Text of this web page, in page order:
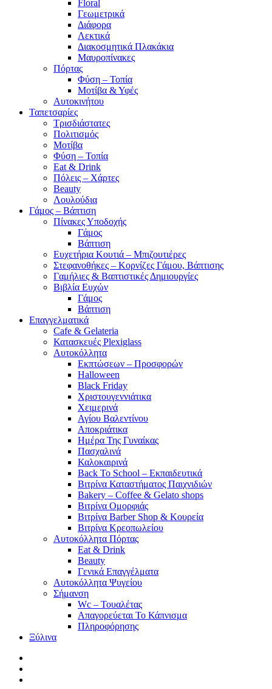
Floral
Γεωμετρικά
Διάφορα
Λεκτικά
Διακοσμητικά Πλακάκια
Μαυροπίνακες
Πόρτας
Φύση – Τοπία
Μοτίβα & Υφές
Αυτοκινήτου
Ταπετσαρίες
Τρισδιάστατες
Πολιτισμός
Μοτίβα
Φύση – Τοπία
Eat & Drink
Πόλεις – Χάρτες
Beauty
Λουλούδια
Γάμος – Βάπτιση
Πίνακες Υποδοχής
Γάμος
Βάπτιση
Ευχετήρια Κουτιά – Μπιζουτιέρες
Στεφανοθήκες – Κορνίζες Γάμου, Βάπτισης
Γαμήλιες & Βαπτιστικές Δημιουργίες
Βιβλία Ευχών
Γάμος
Βάπτιση
Επαγγελματικά
Cafe & Gelateria
Κατασκευές Plexiglass
Αυτοκόλλητα
Εκπτώσεων – Προσφορών
Halloween
Black Friday
Χριστουγεννιάτικα
Χειμερινά
Αγίου Βαλεντίνου
Αποκριάτικα
Ημέρα Της Γυναίκας
Πασχαλινά
Καλοκαιρινά
Back To School – Εκπαιδευτικά
Βιτρίνα Καταστήματος Παιχνιδιών
Bakery – Coffee & Gelato shops
Βιτρίνα Ομορφιάς
Βιτρίνα Barber Shop & Κουρεία
Βιτρίνα Κρεοπωλείου
Αυτοκόλλητα Πόρτας
Eat & Drink
Beauty
Γενικά Επαγγέλματα
Αυτοκόλλητα Ψυγείου
Σήμανση
Wc – Τουαλέτας
Απαγορεύεται Το Κάπνισμα
Πληροφόρησης
Ξύλινα